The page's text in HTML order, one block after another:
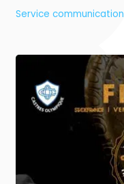
Service communication